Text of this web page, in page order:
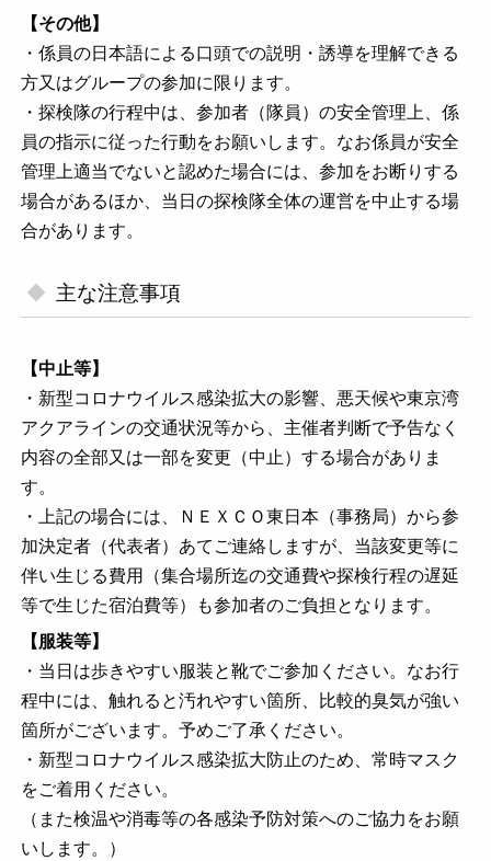
【その他】
・係員の日本語による口頭での説明・誘導を理解できる
方又はグループの参加に限ります。
・探検隊の行程中は、参加者（隊員）の安全管理上、係
員の指示に従った行動をお願いします。なお係員が安全
管理上適当でないと認めた場合には、参加をお断りする
場合があるほか、当日の探検隊全体の運営を中止する場
合があります。
主な注意事項
【中止等】
・新型コロナウイルス感染拡大の影響、悪天候や東京湾
アクアラインの交通状況等から、主催者判断で予告なく
内容の全部又は一部を変更（中止）する場合がありま
す。
・上記の場合には、ＮＥＸＣＯ東日本（事務局）から参
加決定者（代表者）あてご連絡しますが、当該変更等に
伴い生じる費用（集合場所迄の交通費や探検行程の遅延
等で生じた宿泊費等）も参加者のご負担となります。
【服装等】
・当日は歩きやすい服装と靴でご参加ください。なお行
程中には、触れると汚れやすい箇所、比較的臭気が強い
箇所がございます。予めご了承ください。
・新型コロナウイルス感染拡大防止のため、常時マスク
をご着用ください。
（また検温や消毒等の各感染予防対策へのご協力をお願
いします。）